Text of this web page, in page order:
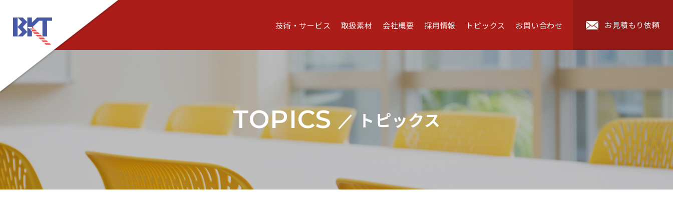
技術・サービス 取扱素材 会社概要 採用情報 トピックス お問い合わせ お見積もり依頼
TOPICS トピックス